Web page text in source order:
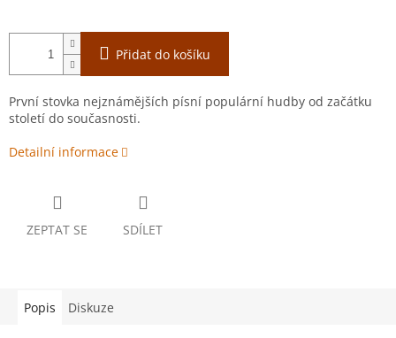
Přidat do košíku
První stovka nejznámějších písní populární hudby od začátku
století do současnosti.
Detailní informace
ZEPTAT SE SDÍLET
Popis Diskuze